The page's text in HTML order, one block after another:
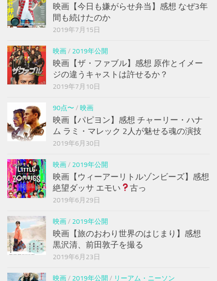
映画【今日も嫌がらせ弁当】感想 なぜ3年
間も続けたのか
2019年7月15日
映画/ 2019年公開
映画【ザ・ファブル】感想 原作とイメー
ジの違うキャストは許せるか？
2019年7月10日
90点〜 / 映画
映画【パピヨン】感想 チャーリー・ハナ
ム ラミ・マレック 2人が魅せる魂の演技
2019年6月30日
映画/ 2019年公開
映画【ウィーアーリトルゾンビーズ】感想
絶望ダッサ エモい
古っ
2019年6月29日
映画/ 2019年公開
映画【旅のおわり世界のはじまり】感想
黒沢清、前田敦子を撮る
2019年6月23日
映画/ 2019年公開 / リーアム・ニーソン